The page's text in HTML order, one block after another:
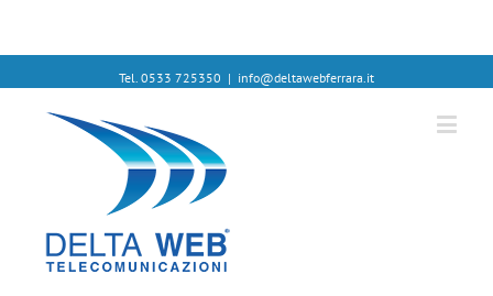
Tel. 0533 725350 | info@deltawebferrara.it